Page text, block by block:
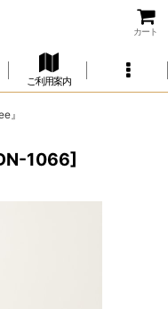
カート
ご利用案内
』
1066]